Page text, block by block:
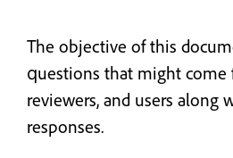
The objective of this
questions that might come
reviewers, and users along
responses.